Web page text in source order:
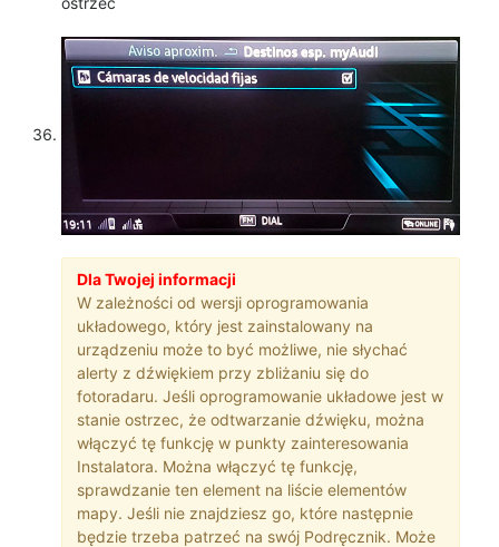
Dla Twojej informacji
W zależności od wersji oprogramowania
układowego, który jest zainstalowany na
urządzeniu może to być możliwe, nie słychać
alerty z dźwiękiem przy zbliżaniu się do
fotoradaru. Jeśli oprogramowanie układowe jest w
stanie ostrzec, że odtwarzanie dźwięku, można
włączyć tę funkcję w punkty zainteresowania
Instalatora. Można włączyć tę funkcję,
sprawdzanie ten element na liście elementów
mapy. Jeśli nie znajdziesz go, które następnie
będzie trzeba patrzeć na swój Podręcznik. Może